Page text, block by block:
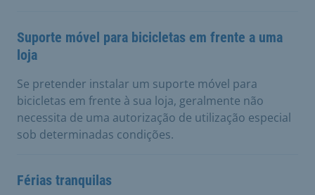
Suporte móvel para bicicletas em frente a uma
loja
Se pretender instalar um suporte móvel para
bicicletas em frente à sua loja, geralmente não
necessita de uma autorização de utilização especial
sob determinadas condições.
Férias tranquilas